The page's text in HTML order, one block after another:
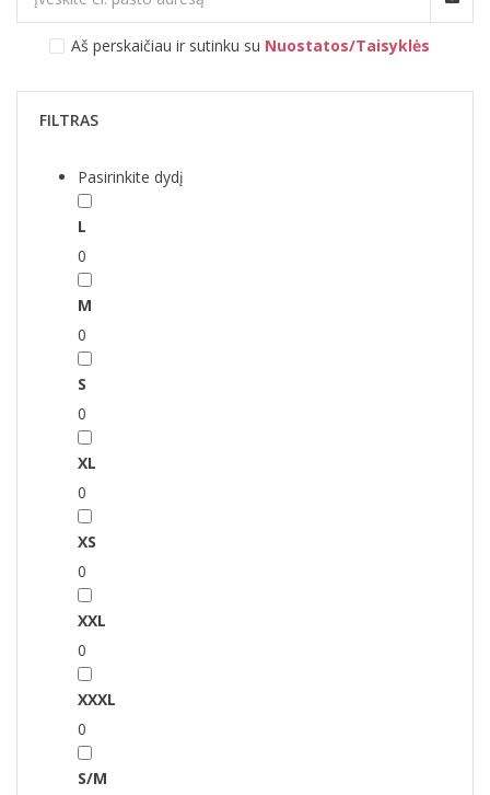
Aš perskaičiau ir sutinku su Nuostatos/Taisyklės
FILTRAS
Pasirinkite dydį
L
0
M
0
S
0
XL
0
XS
0
XXL
0
XXXL
0
S/M